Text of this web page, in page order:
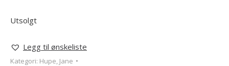
Utsolgt
Legg til ønskeliste
Kategori: Hupe, Jane